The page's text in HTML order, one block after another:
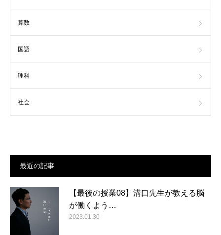
算数
国語
理科
社会
最近の記事
【最後の授業08】溝口先生が教える脳
が働くよう…
2023.01.30